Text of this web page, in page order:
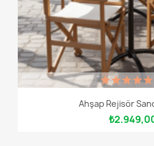
Ahşap Rejisör